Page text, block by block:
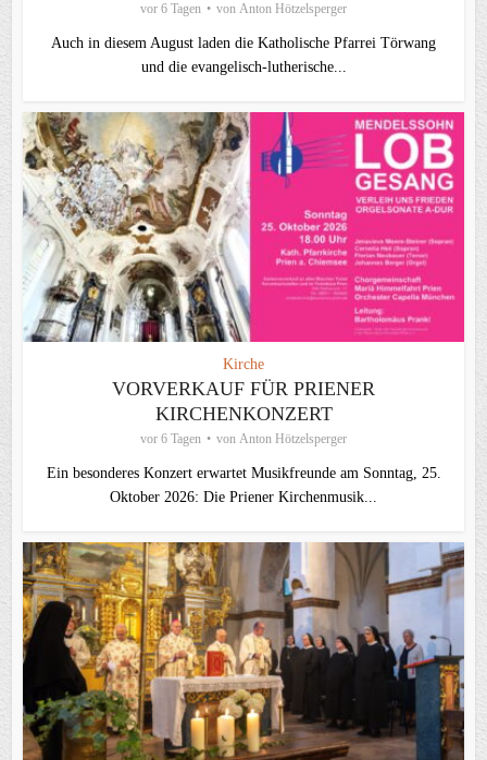
vor 6 Tagen von Anton Hötzelsperger
Auch in diesem August laden die Katholische Pfarrei Törwang
und die evangelisch‑lutherische...
Kirche
VORVERKAUF FÜR PRIENER
KIRCHENKONZERT
vor 6 Tagen von Anton Hötzelsperger
Ein besonderes Konzert erwartet Musikfreunde am Sonntag, 25.
Oktober 2026: Die Priener Kirchenmusik...